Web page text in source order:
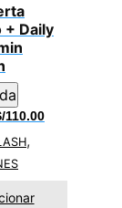
+ Daily
130.00.
110.00El
,